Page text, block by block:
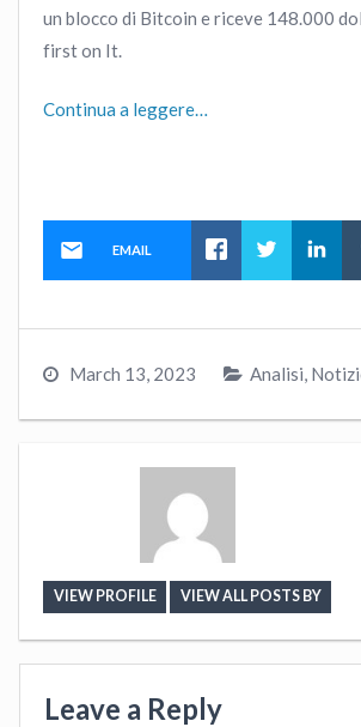
un blocco di Bitcoin e riceve 148.000
first on It.
Continua a leggere…
EMAIL
March 13, 2023 Analisi,
VIEW PROFILE VIEW ALL POSTS BY
Leave a Reply